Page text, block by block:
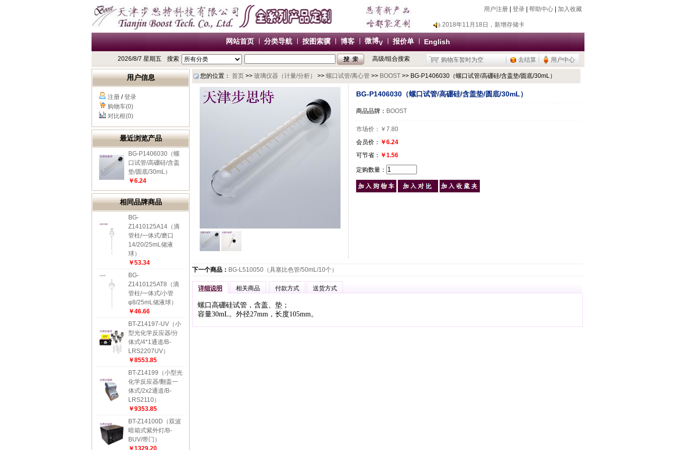
用户注册 登录 帮助中心 加入收藏
2018年7月26日，新增除静电器
2018年11月18日，新增存储卡
2016年9月20日，烧瓶塞降价
2015年9月10日，调整加热模块目录
办公用品，U盘/移动硬盘
2018年7月26日，新增除静电器
网站首页 分类导航 按图索骥 博客 微博V 报价单 English
2026/8/7 星期五 搜索 高级/组合搜索 购物车暂时为空 去结算 用户中心
用户信息
注册 /登录
购物车(0)
对比框(0)
最近浏览产品
BG-P1406030（螺
口试管/高硼硅/含盖
垫/圆底/30mL）
￥6.24
相同品牌商品
BG-
Z1410125A14（滴
管柱/一体式/磨口
14/20/25mL储液
球）
￥53.34
BG-
Z1410125AT8（滴
管柱/一体式/小管
φ8/25mL储液球）
￥46.66
BT-Z14197-UV（小
型光化学反应器/分
体式/4*1通道/B-
LRS2207UV）
￥8553.85
BT-Z14199（小型光
化学反应器/翻盖一
体式/2x2通道/B-
LRS2110）
￥9353.85
BT-Z14100D（双波
暗箱式紫外灯/B-
BUV/带门）
￥1329.20
您的位置： 首页 >> 玻璃仪器（计量/分析） >> 螺口试管/离心管 >> BOOST >> BG-P1406030（螺口试管/高硼硅/含盖垫/圆底/30mL）
BG-P1406030（螺口试管/高硼硅/含盖垫/圆底/30mL）
商品品牌： BOOST
市场价： ￥7.80
会员价： ￥6.24
可节省： ￥1.56
定购数量：
下一个商品： BG-L510050（具塞比色管/50mL/10个）
详细说明 相关商品 付款方式 送货方式
螺口高硼硅试管，含盖、垫；
容量30mL。外径27mm，长度105mm。